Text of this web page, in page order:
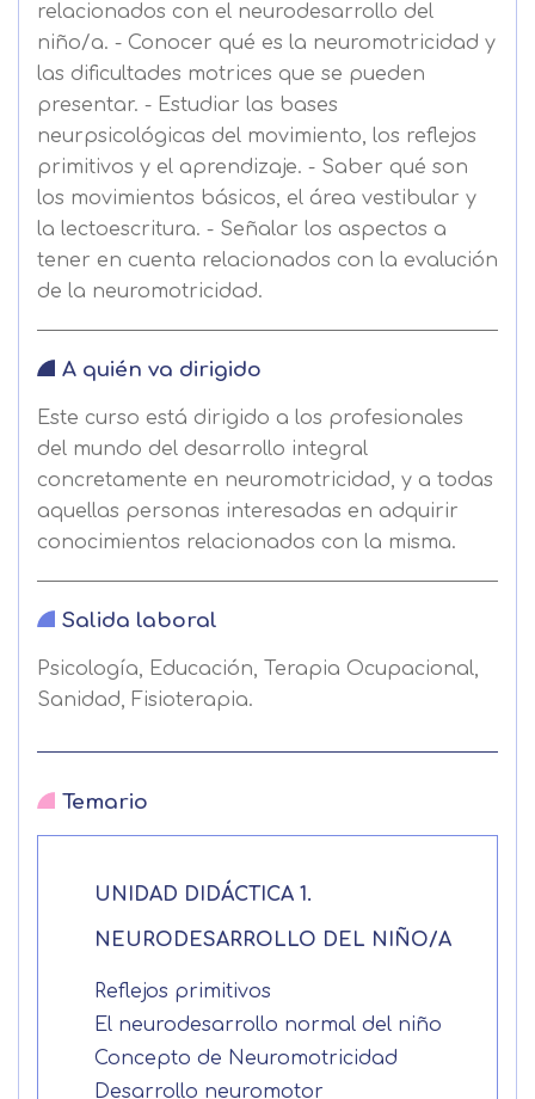
relacionados con el neurodesarrollo del
niño/a. - Conocer qué es la neuromotricidad y
las dificultades motrices que se pueden
presentar. - Estudiar las bases
neurpsicológicas del movimiento, los reflejos
primitivos y el aprendizaje. - Saber qué son
los movimientos básicos, el área vestibular y
la lectoescritura. - Señalar los aspectos a
tener en cuenta relacionados con la evalución
de la neuromotricidad.
A quién va dirigido
Este curso está dirigido a los profesionales
del mundo del desarrollo integral
concretamente en neuromotricidad, y a todas
aquellas personas interesadas en adquirir
conocimientos relacionados con la misma.
Salida laboral
Psicología, Educación, Terapia Ocupacional,
Sanidad, Fisioterapia.
Temario
UNIDAD DIDÁCTICA 1.
NEURODESARROLLO DEL NIÑO/A
Reflejos primitivos
El neurodesarrollo normal del niño
Concepto de Neuromotricidad
Desarrollo neuromotor